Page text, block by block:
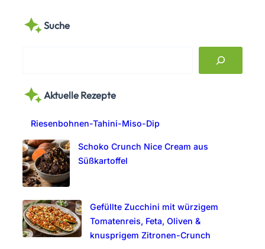
Suche
r
Aktuelle Rezepte
Riesenbohnen-Tahini-Miso-Dip
Schoko Crunch Nice Cream aus
Süßkartoffel
Gefüllte Zucchini mit würzigem
Tomatenreis, Feta, Oliven &
knusprigem Zitronen-Crunch